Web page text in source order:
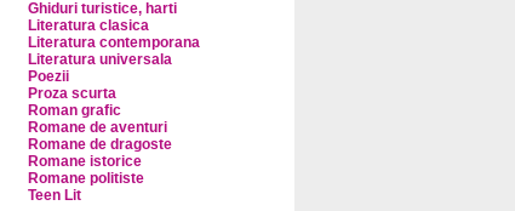
Ghiduri turistice, harti
Literatura clasica
Literatura contemporana
Literatura universala
Poezii
Proza scurta
Roman grafic
Romane de aventuri
Romane de dragoste
Romane istorice
Romane politiste
Teen Lit